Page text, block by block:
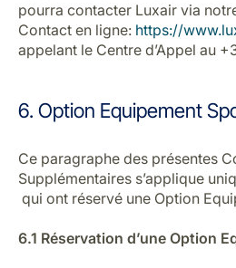
pourra contacter Luxair via
Contact en ligne: https://
appelant le Centre d’Appel au
6. Option Equipement
Ce paragraphe des présentes
Supplémentaires s’applique
qui ont réservé une Option
6.1 Réservation d’une Option